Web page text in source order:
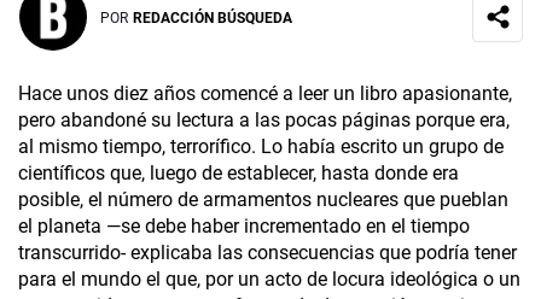
POR REDACCIÓN BÚSQUEDA
Hace unos diez años comencé a leer un libro apasionante,
pero abandoné su lectura a las pocas páginas porque era,
al mismo tiempo, terrorífico. Lo había escrito un grupo de
científicos que, luego de establecer, hasta donde era
posible, el número de armamentos nucleares que pueblan
el planeta —se debe haber incrementado en el tiempo
transcurrido- explicaba las consecuencias que podría tener
para el mundo el que, por un acto de locura ideológica o un